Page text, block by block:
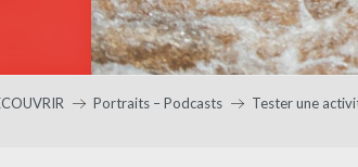
Portraits – Podcasts Tester une